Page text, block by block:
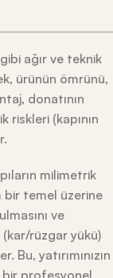
gibi ağır ve teknik
ürünün ömrünü,
donatının
riskleri (kapının
milimetrik
bir temel üzerine
ve
rüzgar yükü)
Bu, yatırımınızın
bir profesyonel